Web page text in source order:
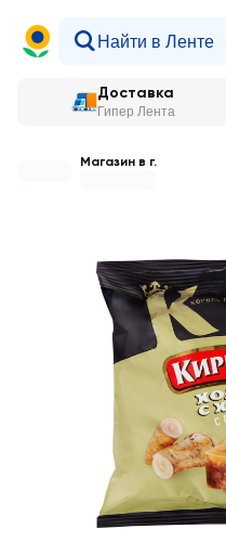
Доставка
Гипер Лента
Магазин в г.